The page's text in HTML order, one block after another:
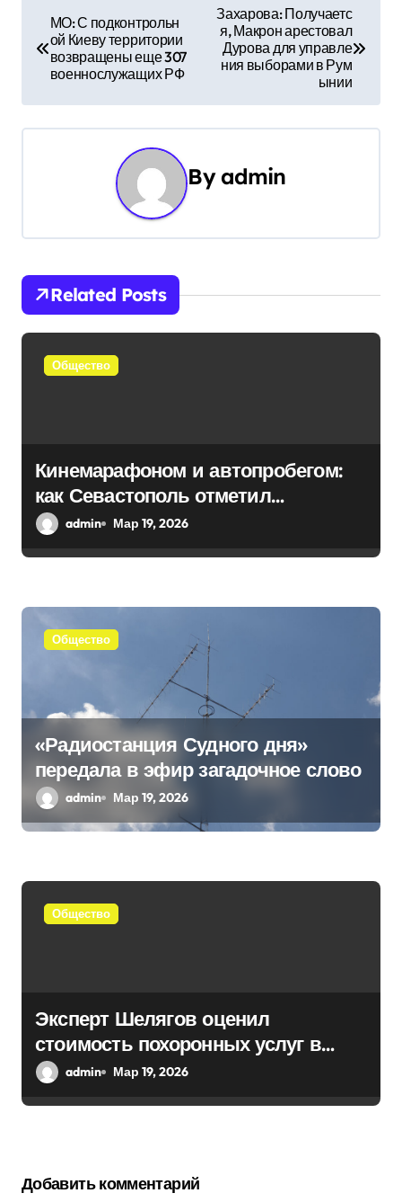
и
ц
и
я
п
п
и
с
я
МО: С подконтрольн
ой Киеву территории
возвращены еще 307
военнослужащих РФ
Захарова: Получаетс
я, Макрон арестовал
Дурова для управле
ния выборами в Рум
ынии
Byadmin
Related Posts
Общество
Кинемарафоном и автопробегом:
как Севастополь отметил
воссоединение с Россией
admin Мар 19, 2026
Общество
«Радиостанция Судного дня»
передала в эфир загадочное слово
admin Мар 19, 2026
Общество
Эксперт Шелягов оценил
стоимость похоронных услуг в
России
admin Мар 19, 2026
Добавить комментарий